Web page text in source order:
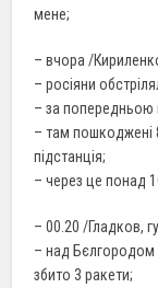
мене;
– вчора /
– росіяни
– за попередньою
– там пошкоджені
підстанція;
– через це понад
– 00.20 /Гладков,
– над
збито 3 ракети;